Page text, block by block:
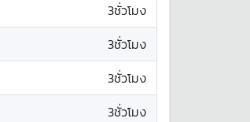
3ชั่วโมง
3ชั่วโมง
3ชั่วโมง
3ชั่วโมง